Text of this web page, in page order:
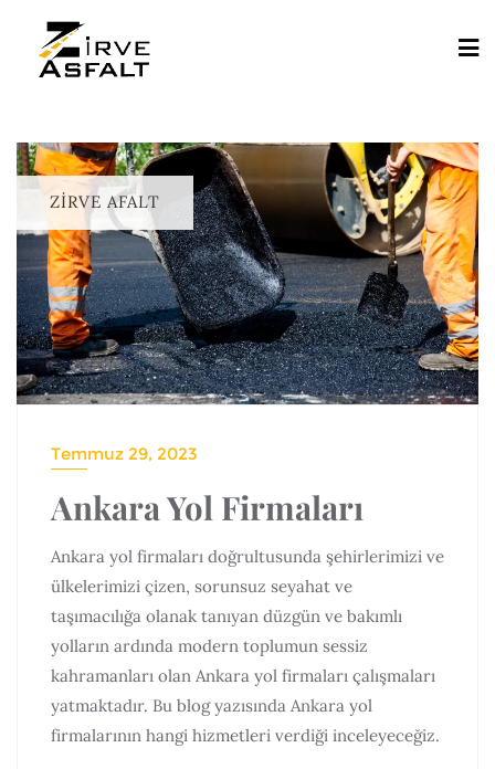
ZIRVE AFALT
Temmuz 29, 2023
Ankara Yol Firmaları
Ankara yol firmaları doğrultusunda şehirlerimizi ve
ülkelerimizi çizen, sorunsuz seyahat ve
taşımacılığa olanak tanıyan düzgün ve bakımlı
yolların ardında modern toplumun sessiz
kahramanları olan Ankara yol firmaları çalışmaları
yatmaktadır. Bu blog yazısında Ankara yol
firmalarının hangi hizmetleri verdiği inceleyeceğiz.